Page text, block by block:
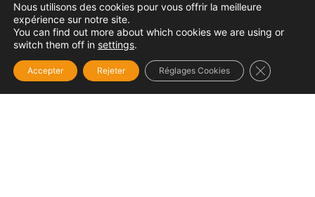
Nous utilisons des cookies pour vous offrir la meilleure
expérience sur notre site.
You can find out more about which cookies we are using or
switch them off in settings.
Accepter Rejeter Réglages Cookies Fermer la